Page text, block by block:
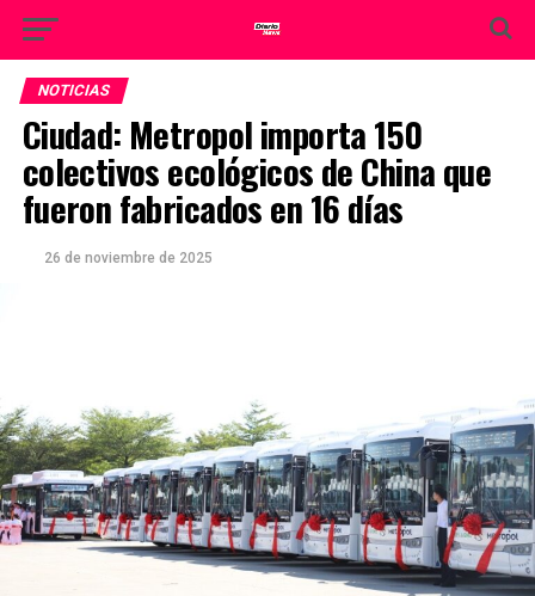
NOTICIAS
Ciudad: Metropol importa 150
colectivos ecológicos de China que
fueron fabricados en 16 días
26 de noviembre de 2025